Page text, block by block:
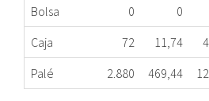
Bolsa
0 0
Caja
72 11,74
Palé
2.880 469,44